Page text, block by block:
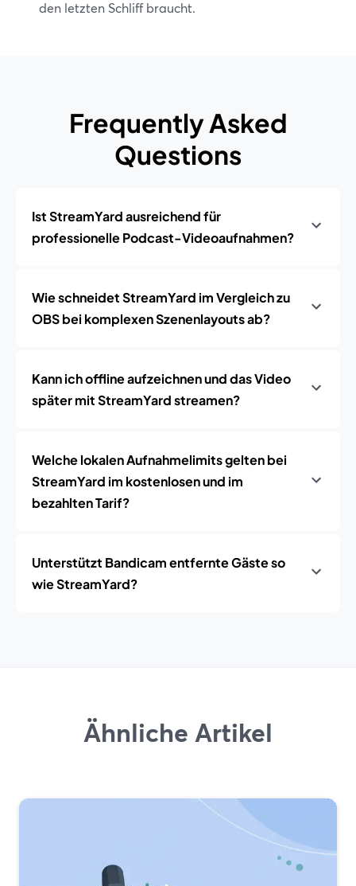
den letzten Schliff braucht.
Frequently Asked
Questions
Ist StreamYard ausreichend für
professionelle Podcast-Videoaufnahmen?
Wie schneidet StreamYard im Vergleich zu
OBS bei komplexen Szenenlayouts ab?
Kann ich offline aufzeichnen und das Video
später mit StreamYard streamen?
Welche lokalen Aufnahmelimits gelten bei
StreamYard im kostenlosen und im
bezahlten Tarif?
Unterstützt Bandicam entfernte Gäste so
wie StreamYard?
Ähnliche Artikel